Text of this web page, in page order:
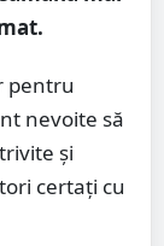
pentru
nevoite să
și
certați cu